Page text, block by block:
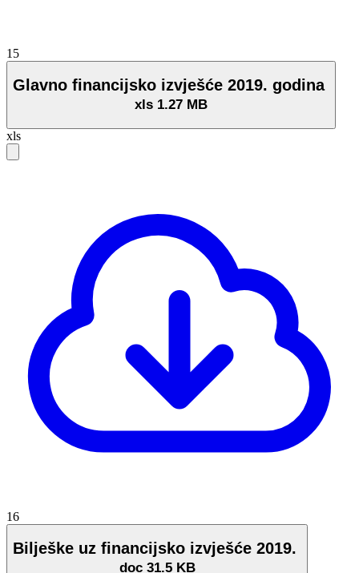
15
Glavno financijsko izvješće 2019. godina
xls 1.27 MB
xls
16
Bilješke uz financijsko izvješće 2019.
doc 31.5 KB